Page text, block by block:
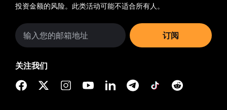
投资金额的风险。此类活动可能不适合所有人。
订阅
关注我们